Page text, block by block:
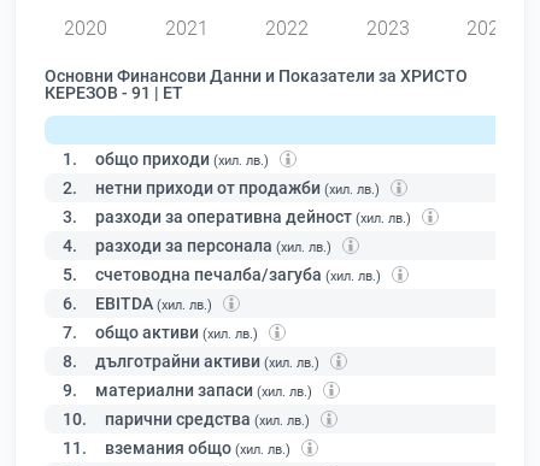
2020 2021 2022 2023 2024
Основни Финансови Данни и Показатели за ХРИСТО
КЕРЕЗОВ - 91 | ЕТ
1. общо приходи (хил. лв.)
2. нетни приходи от продажби (хил. лв.)
3. разходи за оперативна дейност (хил. лв.)
4. разходи за персонала (хил. лв.)
5. счетоводна печалба/загуба (хил. лв.)
6. EBITDA (хил. лв.)
7. общо активи (хил. лв.)
8. дълготрайни активи (хил. лв.)
9. материални запаси (хил. лв.)
10. парични средства (хил. лв.)
11. вземания общо (хил. лв.)